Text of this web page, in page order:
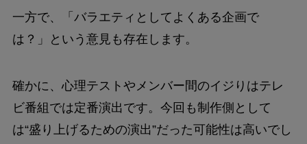
一方で、「バラエティとしてよくある企画で
は？」という意見も存在します。
確かに、心理テストやメンバー間のイジりはテレ
ビ番組では定番演出です。今回も制作側として
は“盛り上げるための演出”だった可能性は高いでし